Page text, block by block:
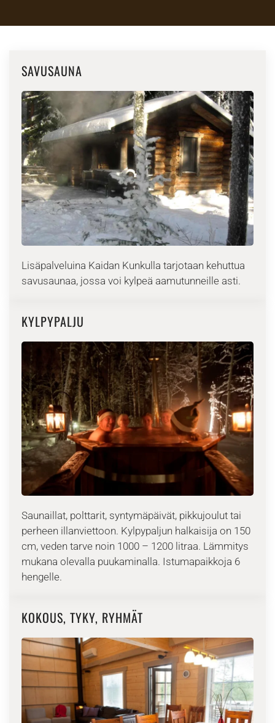
SAVUSAUNA
Lisäpalveluina Kaidan Kunkulla tarjotaan kehuttua
savusaunaa, jossa voi kylpeä aamutunneille asti.
KYLPYPALJU
Saunaillat, polttarit, syntymäpäivät, pikkujoulut tai
perheen illanviettoon. Kylpypaljun halkaisija on 150
cm, veden tarve noin 1000 – 1200 litraa. Lämmitys
mukana olevalla puukaminalla. Istumapaikkoja 6
hengelle.
KOKOUS, TYKY, RYHMÄT